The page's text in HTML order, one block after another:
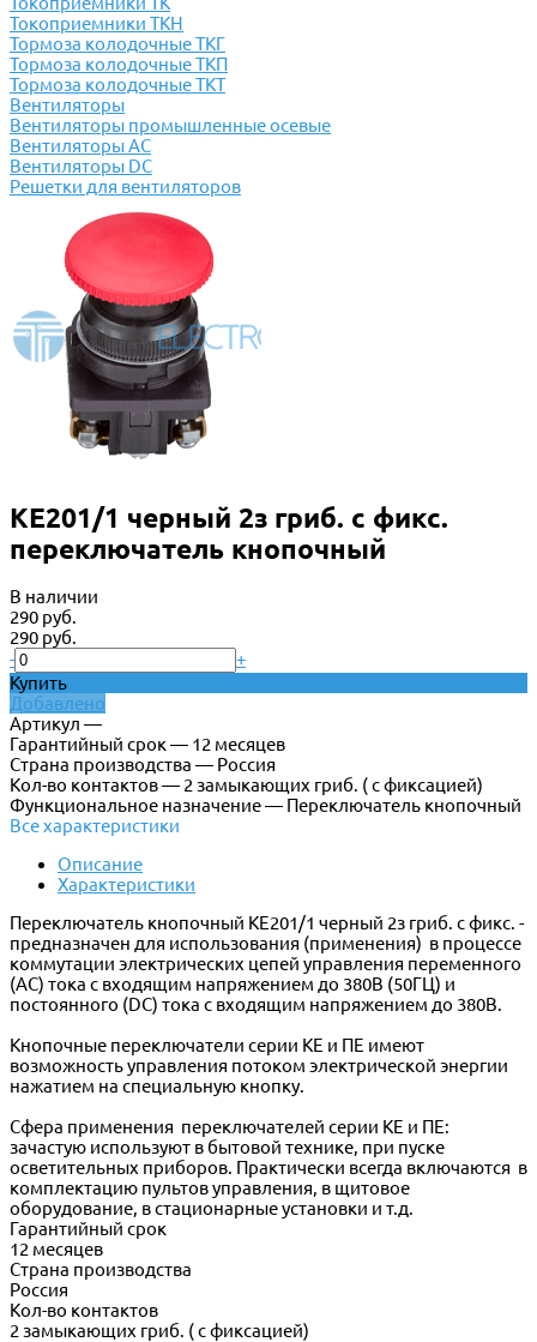
Токоприемники ТКН
Тормоза колодочные ТКГ
Тормоза колодочные ТКП
Тормоза колодочные ТКТ
Вентиляторы
Вентиляторы промышленные осевые
Вентиляторы АС
Вентиляторы DC
Решетки для вентиляторов
КЕ201/1 черный 2з гриб. с фикс.
переключатель кнопочный
В наличии
290 руб.
290 руб.
-
+
Купить
Добавлено
Артикул —
Гарантийный срок — 12 месяцев
Страна производства — Россия
Кол-во контактов — 2 замыкающих гриб. ( с фиксацией)
Функциональное назначение — Переключатель кнопочный
Все характеристики
Описание
Характеристики
Переключатель кнопочный КЕ201/1 черный 2з гриб. с фикс. -
предназначен для использования (применения) в процессе
коммутации электрических цепей управления переменного
(АС) тока с входящим напряжением до 380В (50ГЦ) и
постоянного (DC) тока с входящим напряжением до 380В.
Кнопочные переключатели серии КЕ и ПЕ имеют
возможность управления потоком электрической энергии
нажатием на специальную кнопку.
Сфера применения переключателей серии КЕ и ПЕ:
зачастую используют в бытовой технике, при пуске
осветительных приборов. Практически всегда включаются в
комплектацию пультов управления, в щитовое
оборудование, в стационарные установки и т.д.
Гарантийный срок
12 месяцев
Страна производства
Россия
Кол-во контактов
2 замыкающих гриб. ( с фиксацией)